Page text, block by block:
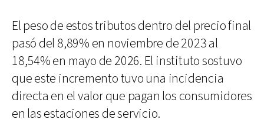
El peso de estos tributos dentro del precio final
pasó del 8,89% en noviembre de 2023 al
18,54% en mayo de 2026. El instituto sostuvo
que este incremento tuvo una incidencia
directa en el valor que pagan los consumidores
en las estaciones de servicio.